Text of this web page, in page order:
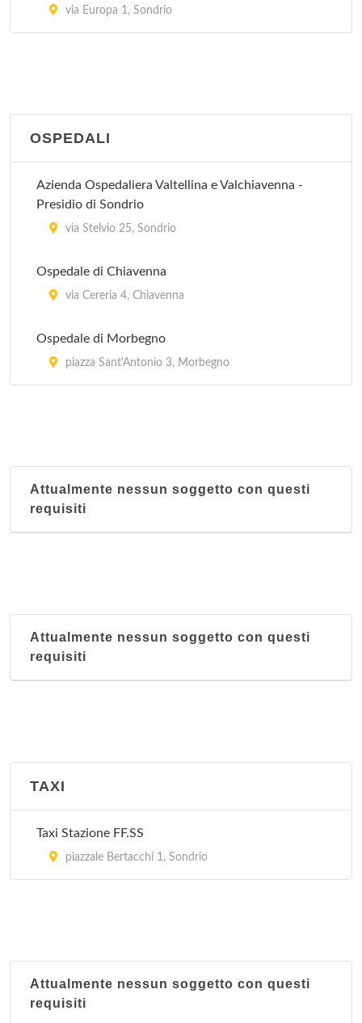
via Europa 1, Sondrio
OSPEDALI
Azienda Ospedaliera Valtellina e Valchiavenna -
Presidio di Sondrio
via Stelvio 25, Sondrio
Ospedale di Chiavenna
via Cereria 4, Chiavenna
Ospedale di Morbegno
piazza Sant'Antonio 3, Morbegno
Attualmente nessun soggetto con questi
requisiti
Attualmente nessun soggetto con questi
requisiti
TAXI
Taxi Stazione FF.SS
piazzale Bertacchi 1, Sondrio
Attualmente nessun soggetto con questi
requisiti